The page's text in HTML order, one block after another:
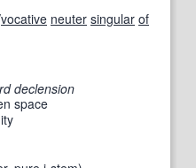
vocative neuter singular of
declension
space